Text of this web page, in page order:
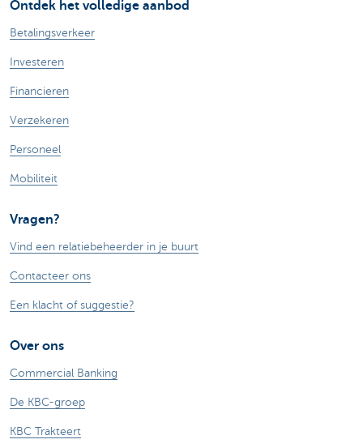
Ontdek het volledige aanbod
Betalingsverkeer
Investeren
Financieren
Verzekeren
Personeel
Mobiliteit
Vragen?
Vind een relatiebeheerder in je buurt
Contacteer ons
Een klacht of suggestie?
Over ons
Commercial Banking
De KBC-groep
KBC Trakteert